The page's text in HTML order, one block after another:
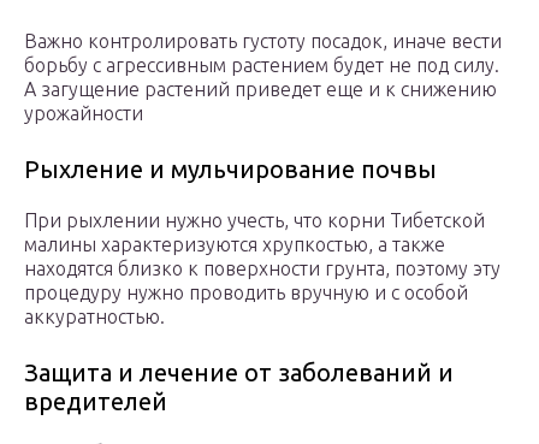
Важно контролировать густоту посадок, иначе вести
борьбу с агрессивным растением будет не под силу.
А загущение растений приведет еще и к снижению
урожайности
Рыхление и мульчирование почвы
При рыхлении нужно учесть, что корни Тибетской
малины характеризуются хрупкостью, а также
находятся близко к поверхности грунта, поэтому эту
процедуру нужно проводить вручную и с особой
аккуратностью.
Защита и лечение от заболеваний и
вредителей